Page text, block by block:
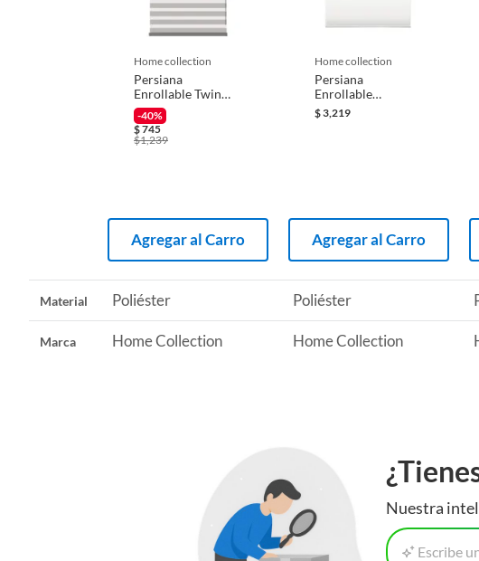
Recomendaciones
Iniciaremos el reembolso de tu dinero cuando recibamos el producto.
home collection
Persiana
Enrollable Twin
Basic Gris 1 x 1 m
-40%
$745
$1,239
Agregar al Carro
home collection
Persiana
Enrollable
Blackout Basic
Blanco 2.50 x 1.50
$3,219
Agregar al Carro
Material Poliéster Poliéster
Marca Home Collection Home Collection
Nuestra
Escribe